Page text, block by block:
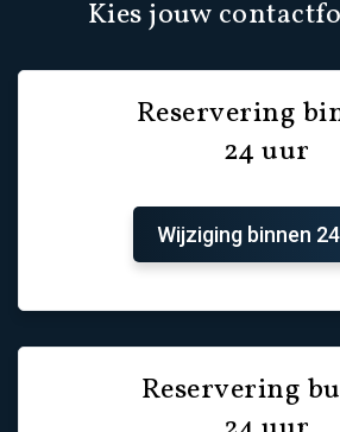
Kies jouw
Reservering
24 uur
Wijziging binnen
Reservering